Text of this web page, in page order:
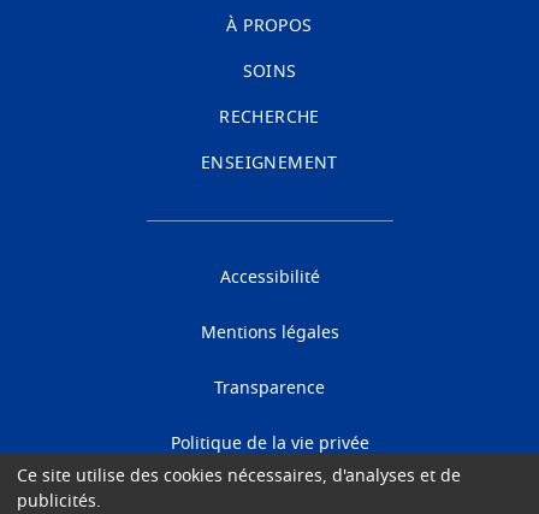
À PROPOS
SOINS
RECHERCHE
ENSEIGNEMENT
Accessibilité
Mentions légales
Transparence
Politique de la vie privée
Ce site utilise des cookies nécessaires, d'analyses et de
publicités.